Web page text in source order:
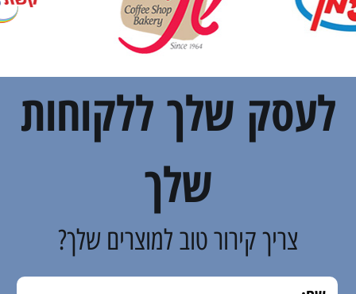
לעסק שלך ללקוחות
שלך
צריך קירור טוב למוצרים שלך?